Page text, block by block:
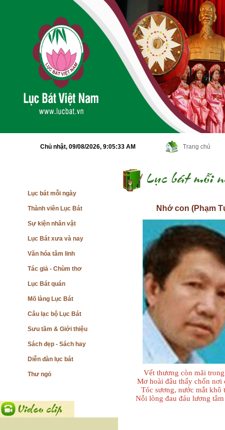
Chủ nhật, 09/08/2026, 9:05:34 AM Trang chủ
Lục bát mỗi ngày
Thành viên Lục Bát
Sự kiện nhân vật
Lục Bát xưa và nay
Văn hóa tâm linh
Tác giả - Chùm thơ
Lục Bát quán
Mõ làng Lục Bát
Câu lạc bộ Lục Bát
Sưu tầm & Giới thiệu
Sách đẹp - Sách hay
Diễn đàn lục bát
Thư ngỏ
Nhớ con (Phạm
Vết thương còn mãi
Mơ hoài đâu thấy chốn nơi
Tóc sương, nước mắt
Nỗi lòng đau đáu lương